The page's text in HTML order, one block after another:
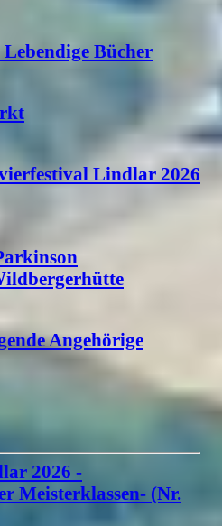
Bücher
Lindlar 2026
Angehörige
2026 -
Meisterklassen- (Nr.